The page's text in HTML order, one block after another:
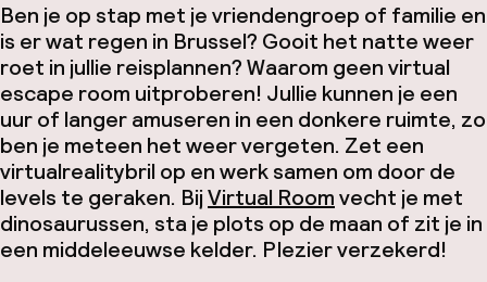
Ben je op stap met je vriendengroep of familie en
is er wat regen in Brussel? Gooit het natte weer
roet in jullie reisplannen? Waarom geen virtual
escape room uitproberen! Jullie kunnen je een
uur of langer amuseren in een donkere ruimte, zo
ben je meteen het weer vergeten. Zet een
virtualrealitybril op en werk samen om door de
levels te geraken. BijVirtual Roomvecht je met
dinosaurussen, sta je plots op de maan of zit je in
een middeleeuwse kelder. Plezier verzekerd!